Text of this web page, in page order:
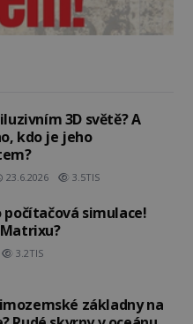
3D světě? A
kdo je jeho
23.6.2026 3.5TIS
počítačová simulace!
3.2TIS
základny na